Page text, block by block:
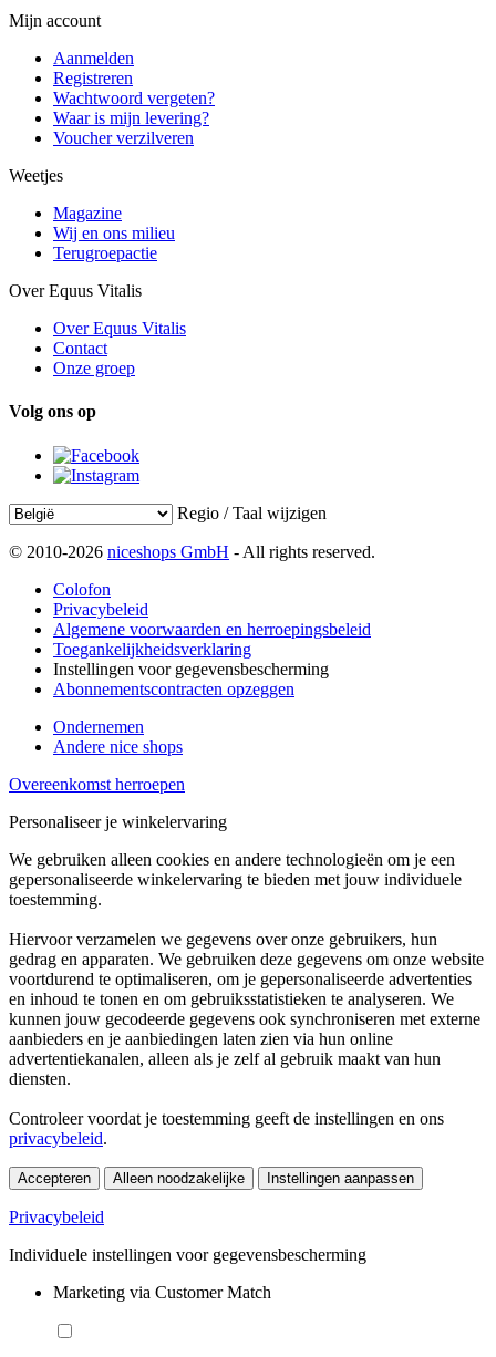
Mijn account
Aanmelden
Registreren
Wachtwoord vergeten?
Waar is mijn levering?
Voucher verzilveren
Weetjes
Magazine
Wij en ons milieu
Terugroepactie
Over Equus Vitalis
Over Equus Vitalis
Contact
Onze groep
Volg ons op
Regio / Taal wijzigen
© 2010-2026 niceshops GmbH - All rights reserved.
Colofon
Privacybeleid
Algemene voorwaarden en herroepingsbeleid
Toegankelijkheidsverklaring
Instellingen voor gegevensbescherming
Abonnementscontracten opzeggen
Ondernemen
Andere nice shops
Overeenkomst herroepen
Personaliseer je winkelervaring
We gebruiken alleen cookies en andere technologieën om je een
gepersonaliseerde winkelervaring te bieden met jouw individuele
toestemming.
Hiervoor verzamelen we gegevens over onze gebruikers, hun
gedrag en apparaten. We gebruiken deze gegevens om onze website
voortdurend te optimaliseren, om je gepersonaliseerde advertenties
en inhoud te tonen en om gebruiksstatistieken te analyseren. We
kunnen jouw gecodeerde gegevens ook synchroniseren met externe
aanbieders en je aanbiedingen laten zien via hun online
advertentiekanalen, alleen als je zelf al gebruik maakt van hun
diensten.
Controleer voordat je toestemming geeft de instellingen en ons
privacybeleid.
Accepteren Alleen noodzakelijke Instellingen aanpassen
Privacybeleid
Individuele instellingen voor gegevensbescherming
Marketing via Customer Match